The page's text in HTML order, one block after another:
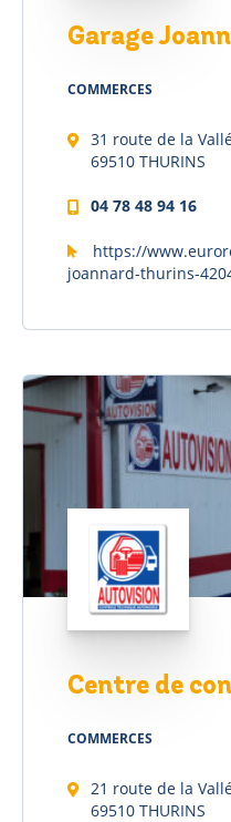
Garage
COMMERCES
31 route de la
69510 THURINS
04 78 48 94 16
https://
joannard-thurins-
Centre de
COMMERCES
21 route de la
69510 THURINS